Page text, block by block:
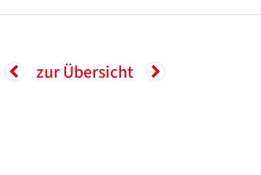
zur Übersicht